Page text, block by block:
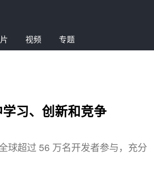
视频 专题
习、创新和竞争
球超过 56 万名开发者参与，充分